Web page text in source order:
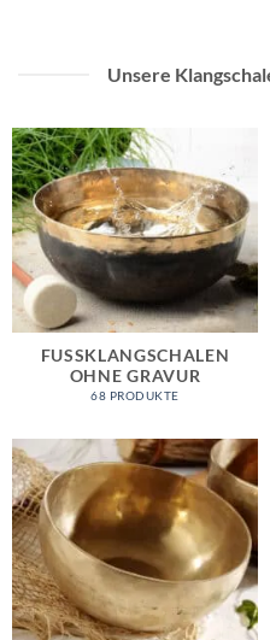
Unsere
FUSSKLANGSCHALEN O
HNE GRAVUR
68 PRODUKTE